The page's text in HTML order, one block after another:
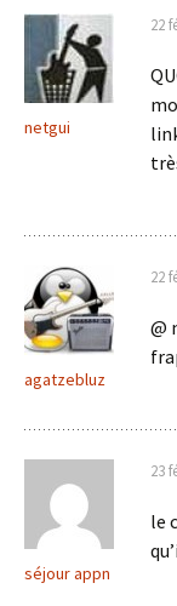
netgui
22
agatzebluz
22
@
séjour appn
23
le